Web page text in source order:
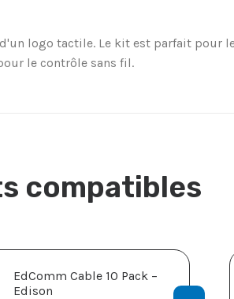
logo tactile. Le kit est parfait pour
le contrôle sans fil.
compatibles
EdComm Cable 10 Pack –
Edison